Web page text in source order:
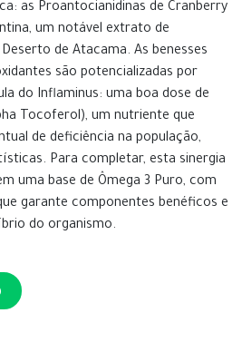
as Proantocianidinas de Cranberry
um notável extrato de
de Atacama. As benesses
são potencializadas por
do Inflaminus: uma boa dose de
Tocoferol), um nutriente que
de deficiência na população,
Para completar, esta sinergia
uma base de Ômega 3 Puro, com
garante componentes benéficos e
do organismo.